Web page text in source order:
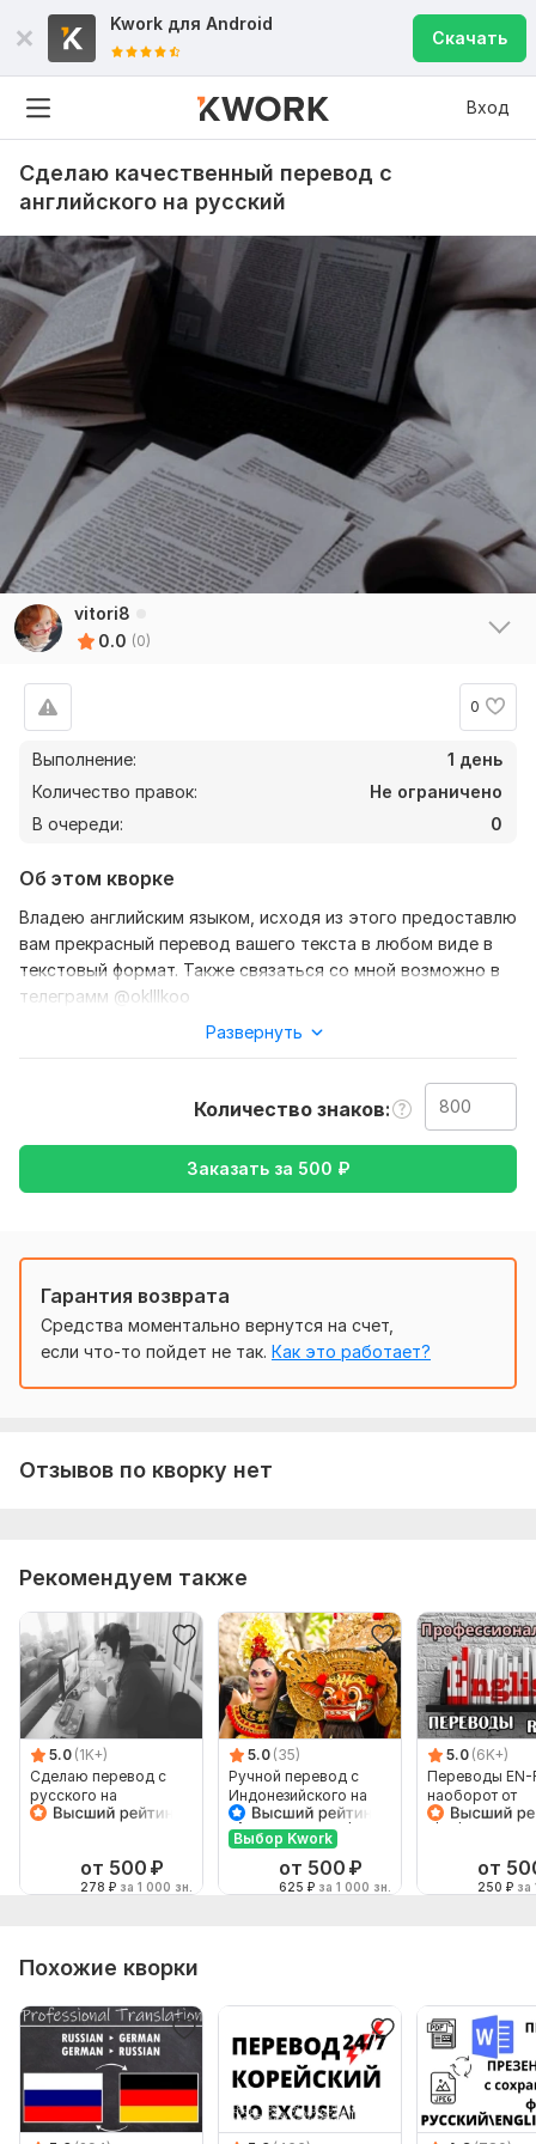
Kwork для Android
Скачать
Вход
Сделаю качественный перевод с
английского на русский
vitori8
0.0 (0)
0
Выполнение:
1 день
Количество правок:
Не ограничено
В очереди:
0
Об этом кворке
Владею английским языком, исходя из этого предоставлю
вам прекрасный перевод вашего текста в любом виде в
текстовый формат. Также связаться со мной возможно в
телеграмм @oklllkoo
также уточнение моей работы, перевод с русского на
английский, либо же с английского на русский
Тематика:
Красота и мода, Кулинария,
искусство,
с Английского на Русский
Объем услуги в кворке: 800 знаков
Развернуть
Количество знаков
Заказать за 500 ₽
Гарантия возврата
Средства моментально вернутся на счет,
если что-то пойдет не так. Как это работает?
Отзывов по кворку нет
Рекомендуем также
5.0 (1K+)
Сделаю перевод с
русского на
английский и
от 500 ₽
278 ₽ за 1 000 зн.
5.0 (35)
Ручной перевод с
Индонезийского на
Русский и наоборот
Выбор Kwork
от 500 ₽
625 ₽ за 1 000 зн.
5.0 (6K+)
Переводы EN-
наоборот от
от
250 ₽ за
Похожие кворки